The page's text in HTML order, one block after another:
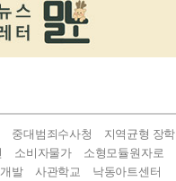
중대범죄수사청
지역균형 장학
소비자물가
소형모듈원자로
발 사관학교
낙동아트센터